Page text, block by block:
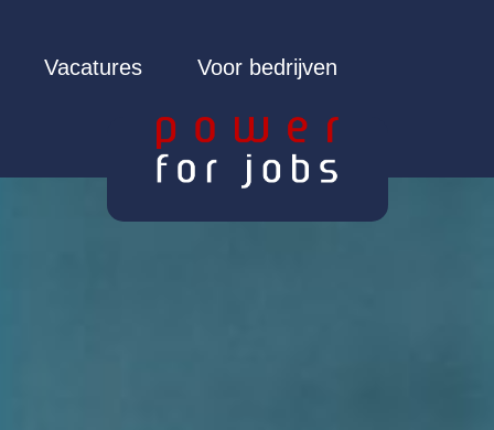
Vacatures Voor bedrijven